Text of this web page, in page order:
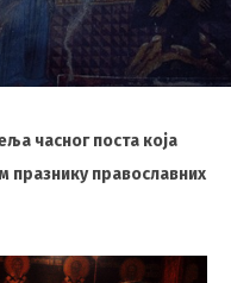
часног поста која
празнику православних